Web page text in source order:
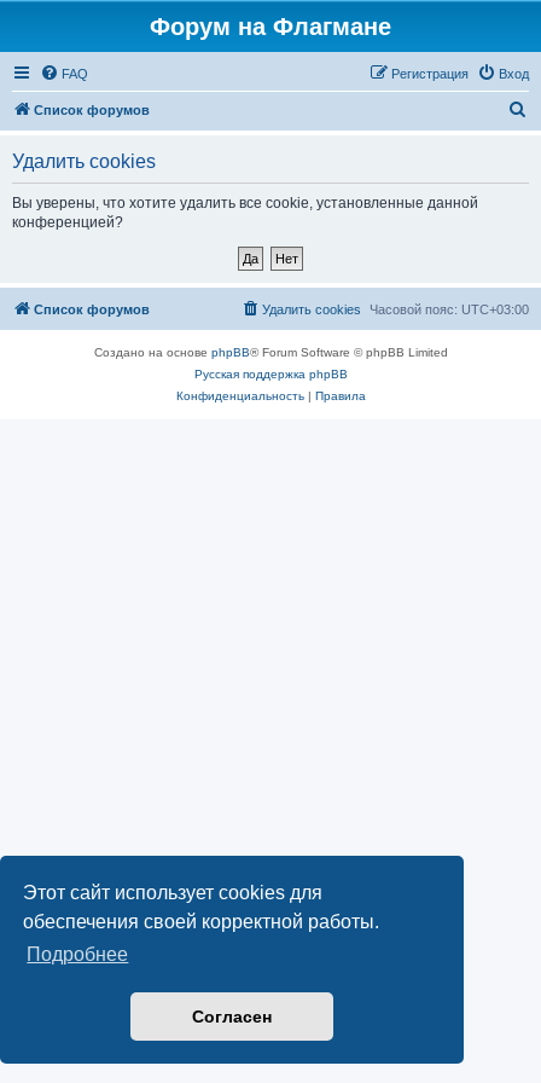
Этот сайт использует cookies для
обеспечения своей корректной работы.
Подробнее
Согласен
Форум на Флагмане
FAQ Вход
Регистрация
Список форумов
Удалить cookies
Вы уверены, что хотите удалить все cookie, установленные данной
конференцией?
Список форумов Часовой пояс: UTC+03:00
Удалить cookies
Создано на основе phpBB® Forum Software © phpBB Limited
Русская поддержка phpBB
Конфиденциальность| Правила